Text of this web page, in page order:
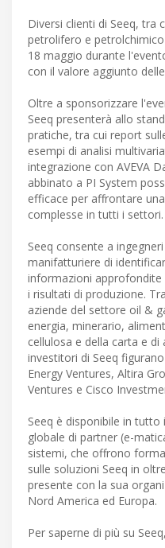
Diversi clienti di Seeq, tra
petrolifero e petrolchimico
18 maggio durante
con il valore aggiunto
Oltre a sponsorizzare
Seeq presenterà allo
pratiche, tra cui report
esempi di analisi
integrazione con AVEVA
abbinato a PI System
efficace per affrontare
complesse in tutti i settori.
Seeq consente a
manifatturiere di
informazioni
i risultati di produzione.
aziende del settore oil &
energia, minerario,
cellulosa e della carta e
investitori di Seeq
Energy Ventures, Altira
Ventures e Cisco
Seeq è disponibile in
globale di partner (e-
sistemi, che offrono
sulle soluzioni Seeq in
presente con la sua
Nord America ed Europa.
Per saperne di più su